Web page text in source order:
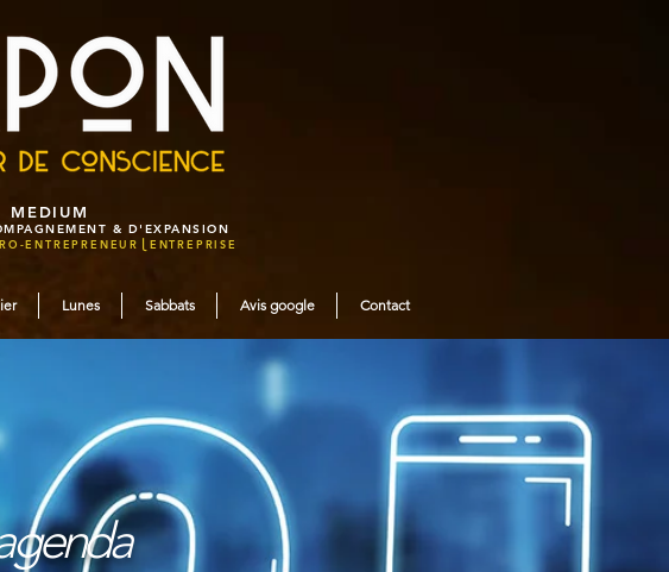
MEDIUM
& D'EXPANSION
ENTREPRENEUR⎩ENTREPRISE
Lunes Sabbats Avis google Contact